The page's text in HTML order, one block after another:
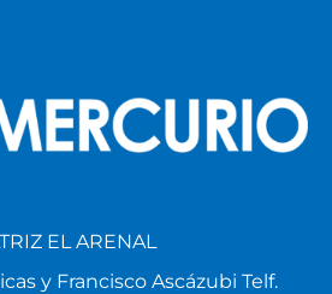
EL ARENAL
y Francisco Ascázubi Telf.